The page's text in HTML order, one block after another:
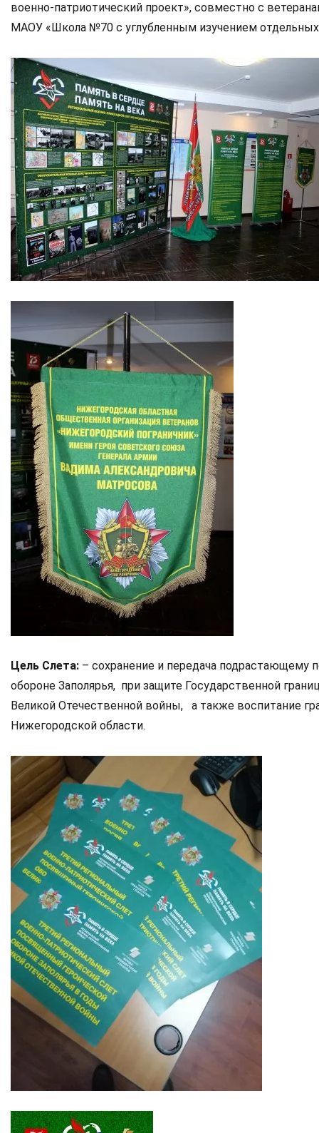
военно-патриотический проект», совместно с
МАОУ «Школа №70 с углубленным изучением
Цель Слета: – сохранение и передача подрастающему
обороне Заполярья, при защите Государственной
Великой Отечественной войны, а также воспитание
Нижегородской области.